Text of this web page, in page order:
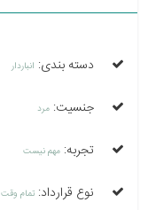
دسته بندی: انباردار
جنسیت: مرد
تجربه: مهم نیست
نوع قرارداد: تمام وقت